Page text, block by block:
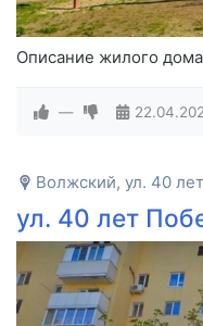
Описание жилого
—
Волжский, ул. 40
ул. 40 лет